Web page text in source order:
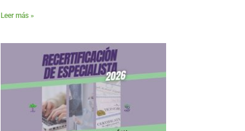
Leer más »